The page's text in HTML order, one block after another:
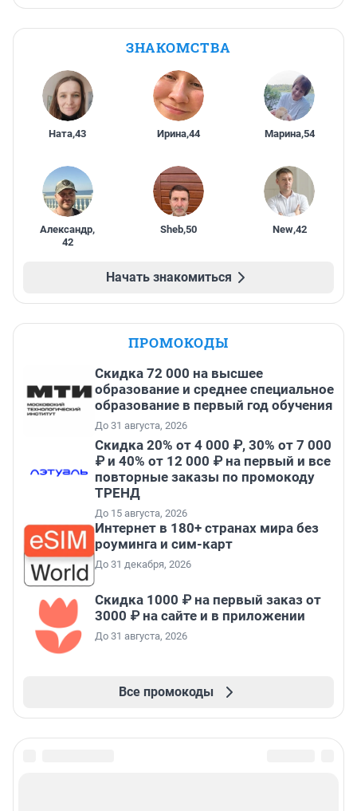
ЗНАКОМСТВА
Ната,43 Ирина,44 Марина,54
Александр,
42
Sheb,50 New,42
Начать знакомиться
ПРОМОКОДЫ
Скидка 72 000 на высшее
образование и среднее специальное
образование в первый год обучения
До 31 августа, 2026
Скидка 20% от 4 000 ₽, 30% от 7 000
₽ и 40% от 12 000 ₽ на первый и все
повторные заказы по промокоду
ТРЕНД
До 15 августа, 2026
Интернет в 180+ странах мира без
роуминга и сим-карт
До 31 декабря, 2026
Скидка 1000 ₽ на первый заказ от
3000 ₽ на сайте и в приложении
До 31 августа, 2026
Все промокоды